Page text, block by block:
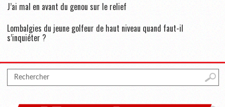
J’ai mal en avant du genou sur le relief
Lombalgies du jeune golfeur de haut niveau quand faut-il
s’inquiéter ?